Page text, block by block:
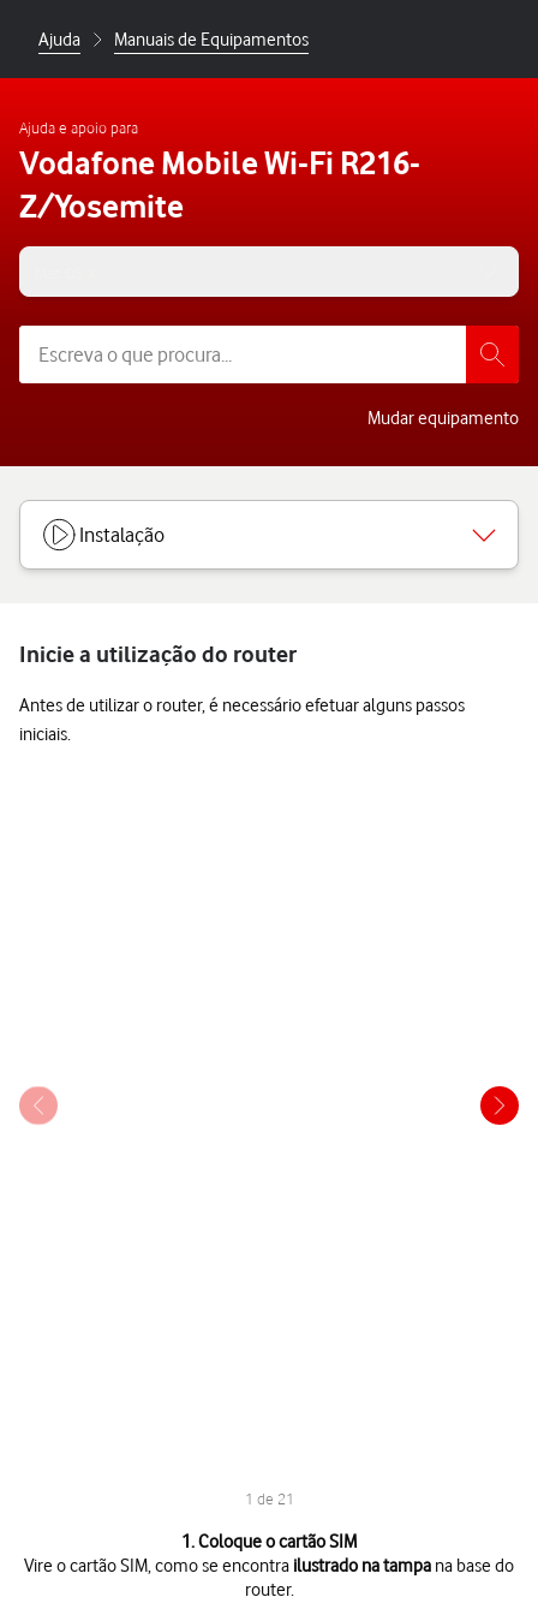
Ajuda Manuais de Equipamentos
Ajuda e apoio para
Vodafone Mobile Wi-Fi R216-
Z/Yosemite
Mudar equipamento
Instalação
Inicie a utilização do router
Antes de utilizar o router, é necessário efetuar alguns passos
iniciais.
1 de 21
1. Coloque o cartão SIM
Vire o cartão SIM, como se encontra ilustrado na tampa na base do
router.